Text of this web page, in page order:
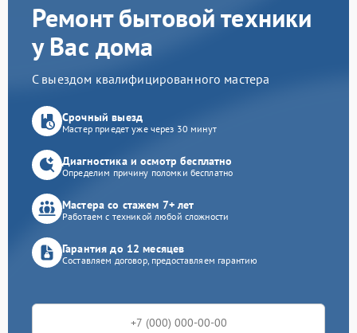
Ремонт бытовой техники
у Вас дома
С выездом квалифицированного мастера
Срочный выезд
Мастер приедет уже через 30 минут
Диагностика и осмотр бесплатно
Определим причину поломки бесплатно
Мастера со стажем 7+ лет
Работаем с техникой любой сложности
Гарантия до 12 месяцев
Составляем договор, предоставляем гарантию